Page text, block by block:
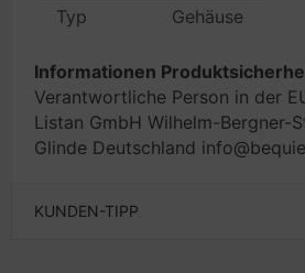
Typ Gehäuse
Informationen
Verantwortliche Person in der
Listan GmbH Wilhelm-Bergner-
Glinde Deutschland
KUNDEN-TIPP